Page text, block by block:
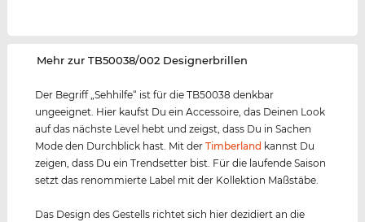
‌Mehr zur TB50038/002 Designerbrillen
Der Begriff „Sehhilfe“ ist für die TB50038 denkbar
ungeeignet. Hier kaufst Du ein Accessoire, das Deinen Look
auf das nächste Level hebt und zeigst, dass Du in Sachen
Mode den Durchblick hast. Mit derTimberland kannst Du
zeigen, dass Du ein Trendsetter bist. Für die laufende Saison
setzt das renommierte Label mit der Kollektion Maßstäbe.
Das Design des Gestells richtet sich hier dezidiert an die